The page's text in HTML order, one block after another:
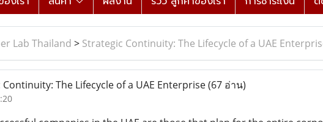
Lab Thailand > Strategic Continuity: The Lifecycle of a UAE
The Lifecycle of a UAE Enterprise(67 อ่าน)